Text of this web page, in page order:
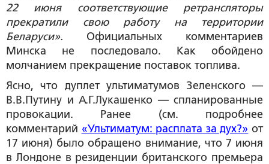
22 июня соответствующие ретрансляторы
прекратили свою работу на территории
Беларуси». Официальных комментариев
Минска не последовало. Как обойдено
молчанием прекращение поставок топлива.
Ясно, что дуплет ультиматумов Зеленского —
В.В.Путину и А.Г.Лукашенко — спланированные
провокации. Ранее (см. подробнее
комментарий «Ультиматум: расплата за дух?» от
17 июня) было обращено внимание, что 7 июня
в Лондоне в резиденции британского премьера